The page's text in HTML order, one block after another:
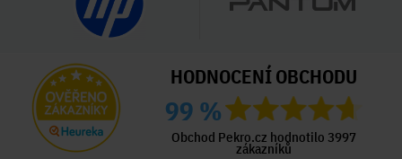
HODNOCENÍ OBCHODU
99 %
Obchod Pekro.cz hodnotilo 3997
zákazníků